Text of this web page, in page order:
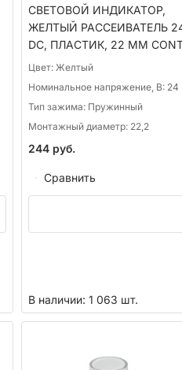
СВЕТОВОЙ ИНДИКАТОР,
ЖЕЛТЫЙ РАССЕИВАТЕЛЬ
DC, ПЛАСТИК, 22 ММ
Цвет: Желтый
Номинальное напряжение, В: 24
Тип зажима: Пружинный
Монтажный диаметр: 22,2
244руб.
Сравнить
В наличии: 1 063 шт.